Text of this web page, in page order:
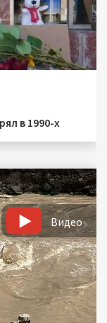
в 1990-х
Видео